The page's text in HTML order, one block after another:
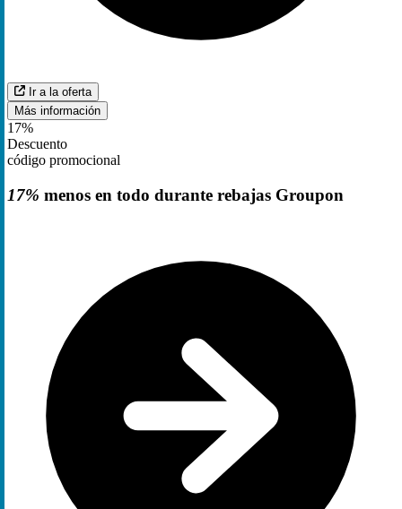
Ir a la oferta
Más información
17%
Descuento
código promocional
17% menos en todo durante rebajas Groupon